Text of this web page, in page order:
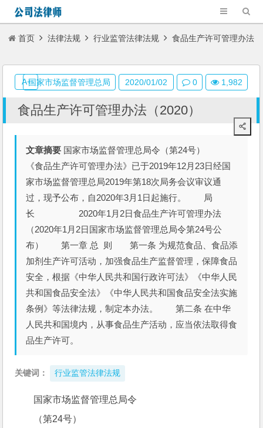
首页 法律法规 行业监管法律法规 食品生产许可管理办法
（2020）
食品生产许可管理办法（2020）
文章摘要 国家市场监督管理总局令（第24号）
《食品生产许可管理办法》已于2019年12月23日经国
家市场监督管理总局2019年第18次局务会议审议通
过，现予公布，自2020年3月1日起施行。 局
长 2020年1月2日食品生产许可管理办法
（2020年1月2日国家市场监督管理总局令第24号公
布） 第一章 总 则 第一条 为规范食品、食品添
加剂生产许可活动，加强食品生产监督管理，保障食品
安全，根据《中华人民共和国行政许可法》《中华人民
共和国食品安全法》《中华人民共和国食品安全法实施
条例》等法律法规，制定本办法。 第二条 在中华
人民共和国境内，从事食品生产活动，应当依法取得食
品生产许可。
关键词： 行业监管法律法规
国家市场监督管理总局令
（第24号）
国家市场监督管理总局 2020/01/02 0 1,982
A+